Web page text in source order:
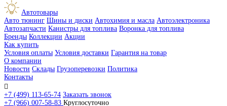
Автотовары
Авто тюнинг Шины и диски Автохимия и масла Автоэлектроника
Автозапчасти Канистры для топлива Воронка для топлива
Бренды Коллекции Акции
Как купить
Условия оплаты Условия доставки Гарантия на товар
О компании
Новости Склады Грузоперевозки Политика
Контакты

+7 (499) 113-65-74 Заказать звонок
+7 (966) 007-58-83 Круглосуточно